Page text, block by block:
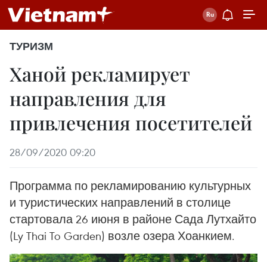
ТУРИЗМ
Ханой рекламирует
направления для
привлечения посетителей
28/09/2020 09:20
Программа по рекламированию культурных
и туристических направлений в столице
стартовала 26 июня в районе Сада Лутхайто
(Ly Thai To Garden) возле озера Хоанкием.